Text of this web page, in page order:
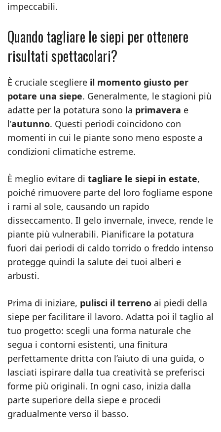
impeccabili.
Quando tagliare le siepi per ottenere
risultati spettacolari?
È cruciale scegliere il momento giusto per
potare una siepe. Generalmente, le stagioni più
adatte per la potatura sono la primavera e
l’autunno. Questi periodi coincidono con
momenti in cui le piante sono meno esposte a
condizioni climatiche estreme.
È meglio evitare di tagliare le siepi in estate,
poiché rimuovere parte del loro fogliame espone
i rami al sole, causando un rapido
disseccamento. Il gelo invernale, invece, rende le
piante più vulnerabili. Pianificare la potatura
fuori dai periodi di caldo torrido o freddo intenso
protegge quindi la salute dei tuoi alberi e
arbusti.
Prima di iniziare, pulisci il terreno ai piedi della
siepe per facilitare il lavoro. Adatta poi il taglio al
tuo progetto: scegli una forma naturale che
segua i contorni esistenti, una finitura
perfettamente dritta con l’aiuto di una guida, o
lasciati ispirare dalla tua creatività se preferisci
forme più originali. In ogni caso, inizia dalla
parte superiore della siepe e procedi
gradualmente verso il basso.